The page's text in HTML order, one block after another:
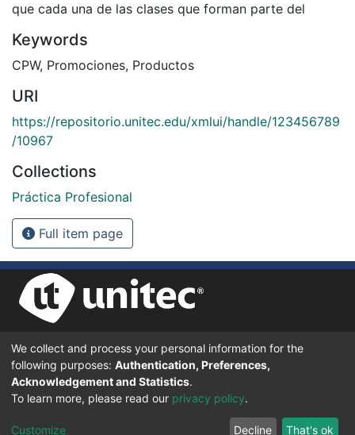
que cada una de las clases que forman parte del
Keywords
CPW, Promociones, Productos
URI
https://repositorio.unitec.edu/xmlui/handle/123456789
/10967
Collections
Práctica Profesional
Full item page
UNIVERSIDAD TECNOLÓGICA CENTROAMERICANA UNITEC
BOULEVARD KENNEDY, V-782, FRENTE A RESIDENCIAL HONDURAS.
TEGUCIGALPA, FRANCISCO MORAZÁN, 11101
© 2024 Todos los Derechos Reservados.
We collect and process your personal information for the
following purposes: Authentication, Preferences,
Acknowledgement and Statistics.
To learn more, please read our privacy policy.
Customize Decline That's ok